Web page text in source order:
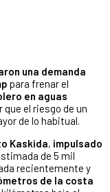
una demanda
para frenar el
en aguas
que el riesgo de un
de lo habitual.
Kaskida, impulsado
de 5 mil
recientemente y
de la costa